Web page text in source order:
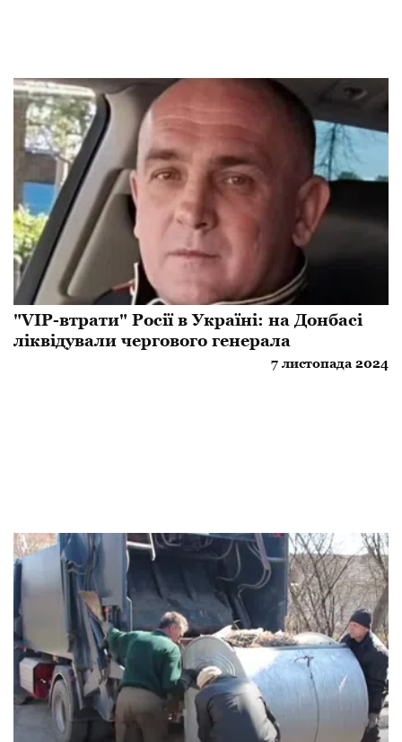
"VIP-втрати" Росії в Україні: на Донбасі
ліквідували чергового генерала
7 листопада 2024